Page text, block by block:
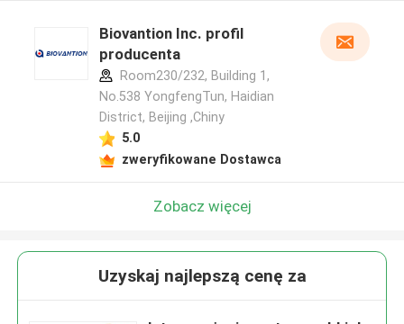
Biovantion Inc. profil
producenta
Room230/232, Building 1,
No.538 YongfengTun, Haidian
District, Beijing ,Chiny
5.0
zweryfikowane Dostawca
Zobacz więcej
Uzyskaj najlepszą cenę za